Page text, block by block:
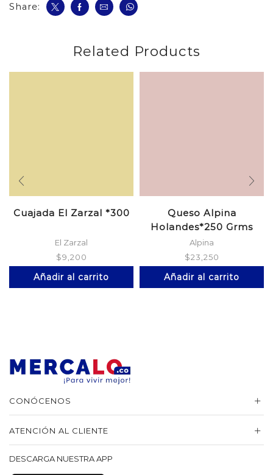
Share:
Related Products
Cuajada El Zarzal *300
El Zarzal
$9,200
Añadir al carrito
Queso Alpina
Holandes*250 Grms
Alpina
$23,250
Añadir al carrito
CONÓCENOS
ATENCIÓN AL CLIENTE
DESCARGA NUESTRA APP